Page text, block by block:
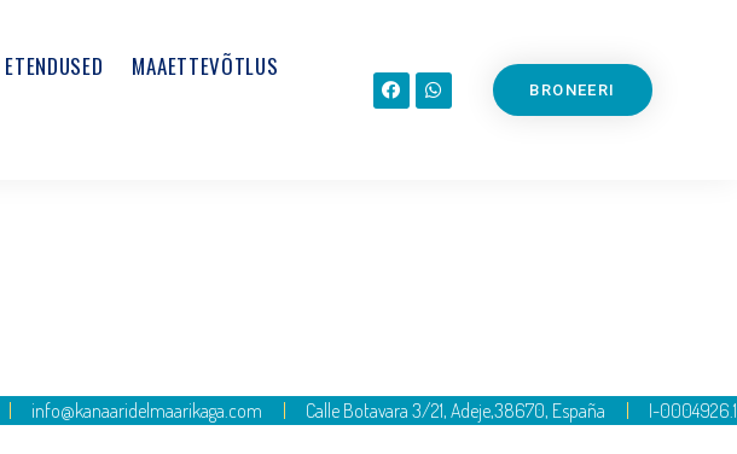
ETENDUSED
MAAETTEVÕTLUS
BRONEERI
info@kanaaridelmaarikaga.com Calle Botavara 3/21, Adeje,38670, España I-0004926.1